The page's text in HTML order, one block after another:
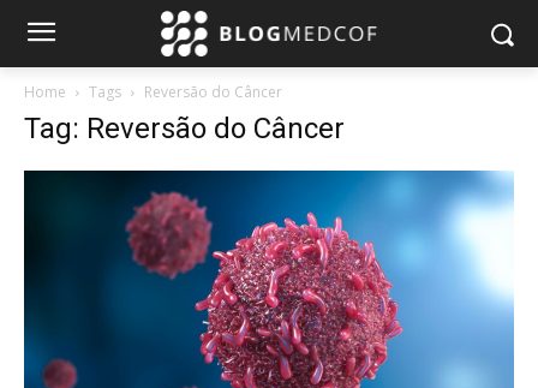
Home Tags Reversão do Câncer
Tag: Reversão do Câncer